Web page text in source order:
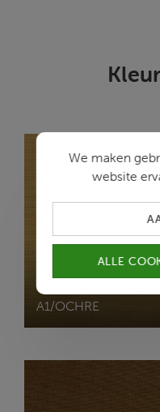
BELMOPAN
A1/OCHRE
We maken
website
ALLE